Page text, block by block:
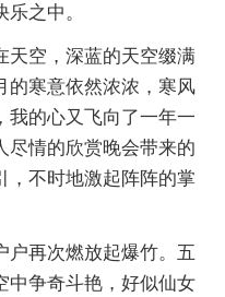
之中。
天空，深蓝的天空缀满
的寒意依然浓浓，寒风
我的心又飞向了一年一
尽情的欣赏晚会带来的
，不时地激起阵阵的掌
户再次燃放起爆竹。五
中争奇斗艳，好似仙女